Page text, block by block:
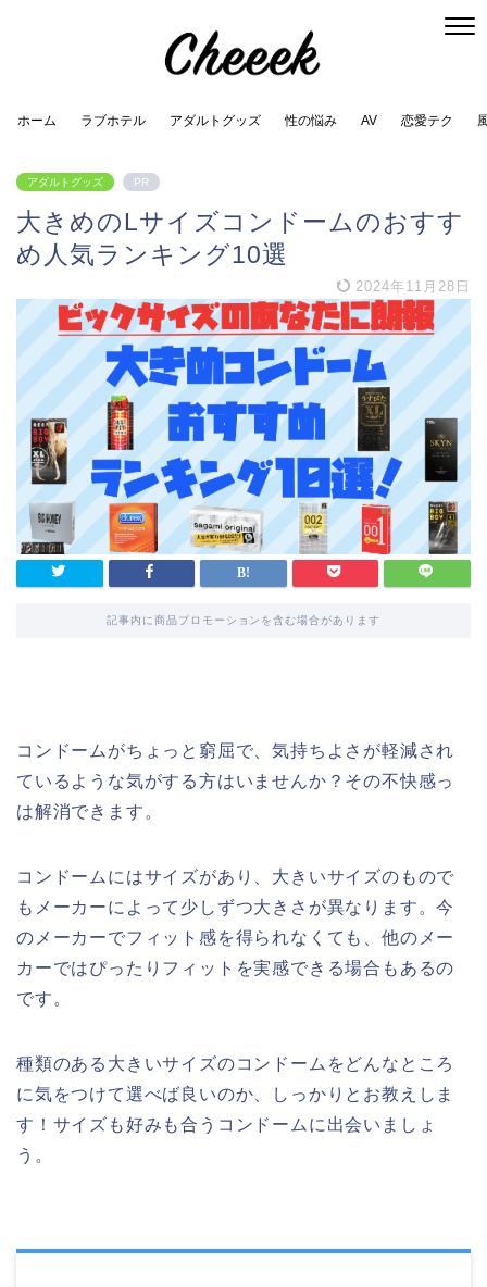
ホーム ラブホテル アダルトグッズ 性の悩み AV 恋愛テク
アダルトグッズ PR
大きめのLサイズコンドームのおすす
め人気ランキング10選
2024年11月28日
記事内に商品プロモーションを含む場合があります
コンドームがちょっと窮屈で、気持ちよさが軽減され
ているような気がする方はいませんか？その不快感っ
は解消できます。
コンドームにはサイズがあり、大きいサイズのもので
もメーカーによって少しずつ大きさが異なります。今
のメーカーでフィット感を得られなくても、他のメー
カーではぴったりフィットを実感できる場合もあるの
です。
種類のある大きいサイズのコンドームをどんなところ
に気をつけて選べば良いのか、しっかりとお教えしま
す！サイズも好みも合うコンドームに出会いましょ
う。